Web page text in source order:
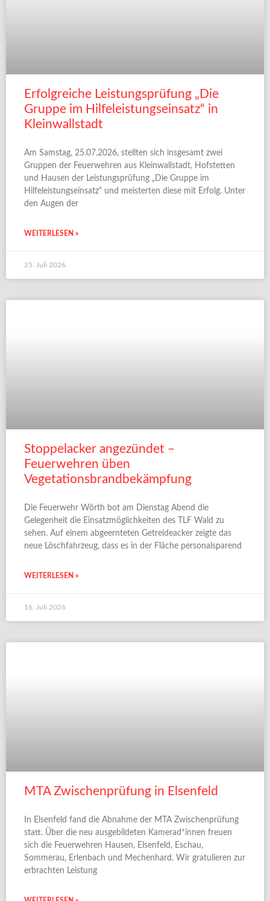
Erfolgreiche Leistungsprüfung „Die
Gruppe im Hilfeleistungseinsatz“ in
Kleinwallstadt
Am Samstag, 25.07.2026, stellten sich insgesamt zwei
Gruppen der Feuerwehren aus Kleinwallstadt, Hofstetten
und Hausen der Leistungsprüfung „Die Gruppe im
Hilfeleistungseinsatz“ und meisterten diese mit Erfolg. Unter
den Augen der
WEITERLESEN »
25. Juli 2026
Stoppelacker angezündet –
Feuerwehren üben
Vegetationsbrandbekämpfung
Die Feuerwehr Wörth bot am Dienstag Abend die
Gelegenheit die Einsatzmöglichkeiten des TLF Wald zu
sehen. Auf einem abgeernteten Getreideacker zeigte das
neue Löschfahrzeug, dass es in der Fläche personalsparend
WEITERLESEN »
16. Juli 2026
MTA Zwischenprüfung in Elsenfeld
In Elsenfeld fand die Abnahme der MTA Zwischenprüfung
statt. Über die neu ausgebildeten Kamerad*innen freuen
sich die Feuerwehren Hausen, Elsenfeld, Eschau,
Sommerau, Erlenbach und Mechenhard. Wir gratulieren zur
erbrachten Leistung